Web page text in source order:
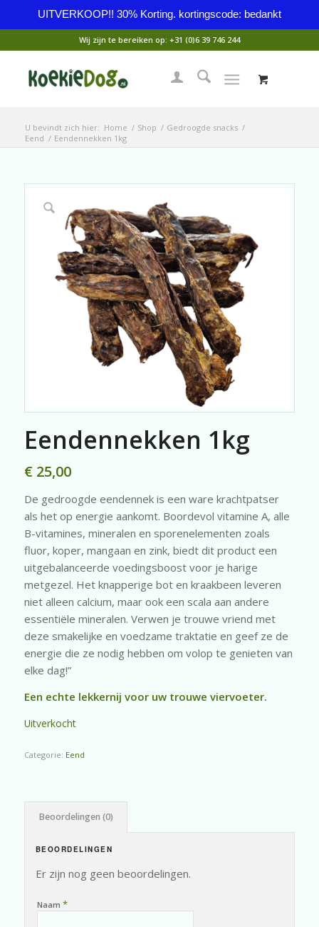
UITVERKOOP!! 30% Korting. kortingscode: bedankt
Wij zijn te bereiken op: +31 (0)6 39 746 244
U bevindt zich hier: Home / Shop / Gedroogde snacks /
Eend / Eendennekken 1kg
Eendennekken 1kg
€25,00
De gedroogde eendennek is een ware krachtpatser
als het op energie aankomt. Boordevol vitamine A, alle
B-vitamines, mineralen en sporenelementen zoals
fluor, koper, mangaan en zink, biedt dit product een
uitgebalanceerde voedingsboost voor je harige
metgezel. Het knapperige bot en kraakbeen leveren
niet alleen calcium, maar ook een scala aan andere
essentiële mineralen. Verwen je trouwe vriend met
deze smakelijke en voedzame traktatie en geef ze de
energie die ze nodig hebben om volop te genieten van
elke dag!”
Een echte lekkernij voor uw trouwe viervoeter.
Uitverkocht
Categorie: Eend
Beoordelingen (0)
BEOORDELINGEN
Er zijn nog geen beoordelingen.
Naam *